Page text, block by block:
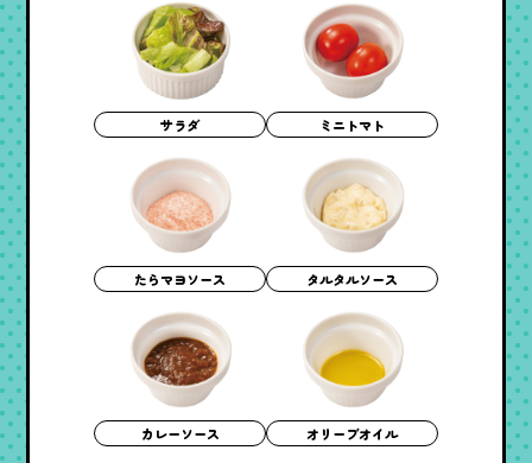
サラダ ミニトマト
たらマヨソース タルタルソース
カレーソース オリーブオイル